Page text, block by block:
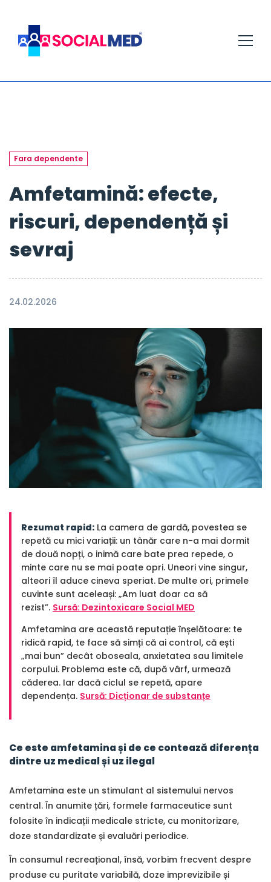
Fara dependente
Amfetamină: efecte,
riscuri, dependență și
sevraj
24.02.2026
Rezumat rapid: La camera de gardă, povestea se
repetă cu mici variații: un tânăr care n-a mai dormit
de două nopți, o inimă care bate prea repede, o
minte care nu se mai poate opri. Uneori vine singur,
alteori îl aduce cineva speriat. De multe ori, primele
cuvinte sunt aceleași: „Am luat doar ca să
rezist”. Sursă: Dezintoxicare Social MED
Amfetamina are această reputație înșelătoare: te
ridică rapid, te face să simți că ai control, că ești
„mai bun” decât oboseala, anxietatea sau limitele
corpului. Problema este că, după vârf, urmează
căderea. Iar dacă ciclul se repetă, apare
dependența. Sursă: Dicționar de substanțe
Ce este amfetamina și de ce contează diferența
dintre uz medical și uz ilegal
Amfetamina este un stimulant al sistemului nervos
central. În anumite țări, formele farmaceutice sunt
folosite în indicații medicale stricte, cu monitorizare,
doze standardizate și evaluări periodice.
În consumul recreațional, însă, vorbim frecvent despre
produse cu puritate variabilă, doze imprevizibile și